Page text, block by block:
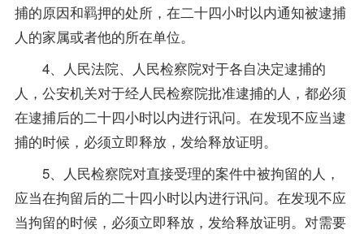
捕的原因和羁押的处所，在二十四小时以内通知被逮捕
人的家属或者他的所在单位。
4、人民法院、人民检察院对于各自决定逮捕的
人，公安机关对于经人民检察院批准逮捕的人，都必须
在逮捕后的二十四小时以内进行讯问。在发现不应当逮
捕的时候，必须立即释放，发给释放证明。
5、人民检察院对直接受理的案件中被拘留的人，
应当在拘留后的二十四小时以内进行讯问。在发现不应
当拘留的时候，必须立即释放，发给释放证明。对需要